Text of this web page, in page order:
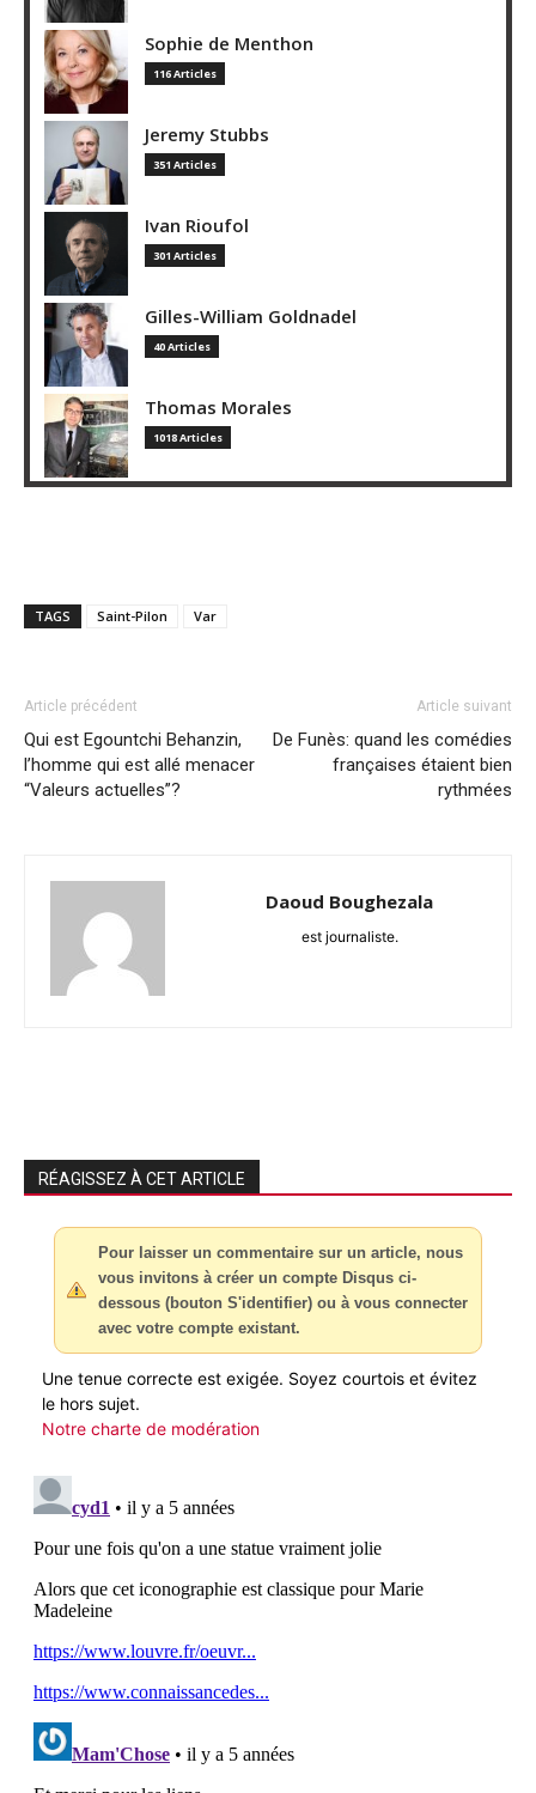
Sophie de Menthon
116 Articles
Jeremy Stubbs
351 Articles
Ivan Rioufol
301 Articles
Gilles-William Goldnadel
40 Articles
Thomas Morales
1018 Articles
TAGS Saint-Pilon Var
Article précédent
Qui est Egountchi Behanzin,
l’homme qui est allé menacer
“Valeurs actuelles”?
Article suivant
De Funès: quand les comédies
françaises étaient bien
rythmées
Daoud Boughezala
est journaliste.
RÉAGISSEZ À CET ARTICLE
Pour laisser un commentaire sur un article, nous
vous invitons à créer un compte Disqus ci-
dessous (bouton S'identifier) ou à vous connecter
avec votre compte existant.
Une tenue correcte est exigée. Soyez courtois et évitez
le hors sujet.
Notre charte de modération